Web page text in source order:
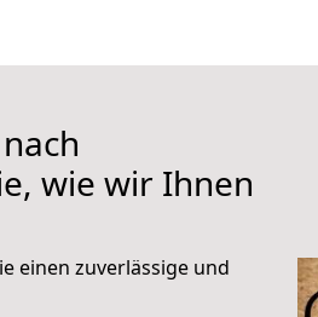
wie wir Ihnen
einen zuverlässige und